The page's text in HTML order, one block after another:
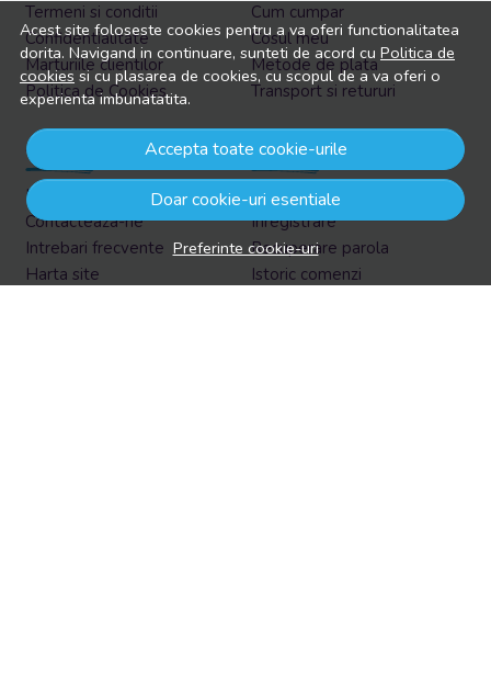
Acest site foloseste cookies pentru a va oferi functionalitatea
dorita. Navigand in continuare, sunteti de acord cu Politica de
cookiessi cu plasarea de cookies, cu scopul de a va oferi o
experienta imbunatatita.
Accepta toate cookie-urile
Doar cookie-uri esentiale
Preferinte cookie-uri
Termeni si conditii
Confidentialitate
Marturiile clientilor
Politica de Cookies
Cum cumpar
Cosul meu
Metode de plata
Transport si retururi
Asistenta
Informatii legale
Contacteaza-ne
Intrebari frecvente
Harta site
Cont client
Contul meu
Inregistrare
Recuperare parola
Istoric comenzi